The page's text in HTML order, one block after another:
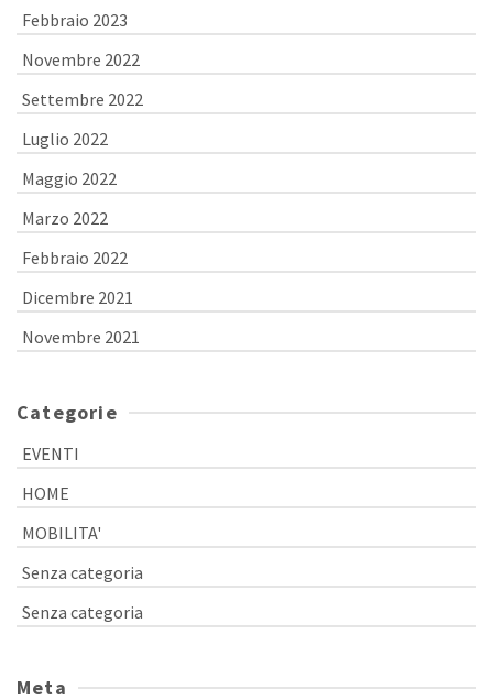
Febbraio 2023
Novembre 2022
Settembre 2022
Luglio 2022
Maggio 2022
Marzo 2022
Febbraio 2022
Dicembre 2021
Novembre 2021
Categorie
EVENTI
HOME
MOBILITA'
Senza categoria
Senza categoria
Meta